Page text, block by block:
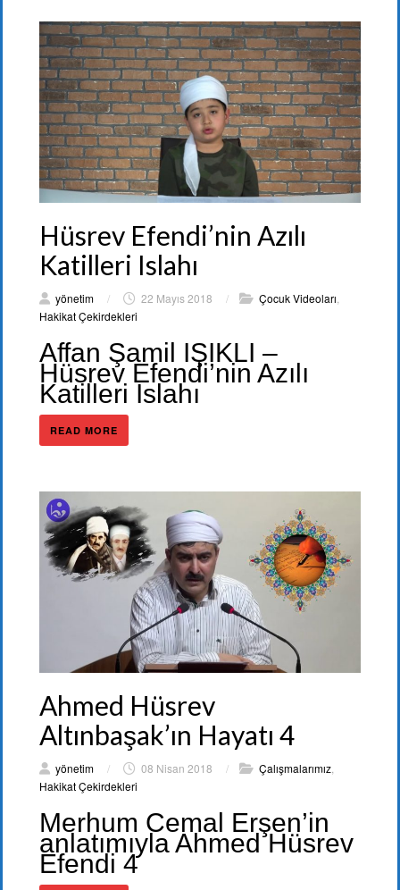
Hüsrev Efendi’nin Azılı
Katilleri Islahı
yönetim / 22 Mayıs 2018 / Çocuk Videoları
Hakikat Çekirdekleri
Affan Şamil IŞIKLI –
Hüsrev Efendi’nin Azılı
Katilleri Islahı
READ MORE
Ahmed Hüsrev
Altınbaşak’ın Hayatı 4
yönetim / 08 Nisan 2018 / Çalışmalarımız
Hakikat Çekirdekleri
Merhum Cemal Erşen’in
anlatımıyla Ahmed Hüsrev
Efendi 4